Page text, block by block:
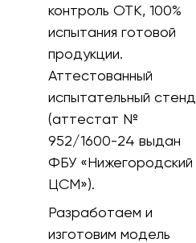
контроль ОТК, 100%
испытания готовой
продукции.
Аттестованный
испытательный стенд
(аттестат №
952/1600-24 выдан
ФБУ «Нижегородский
ЦСМ»).
Разработаем и
изготовим модель